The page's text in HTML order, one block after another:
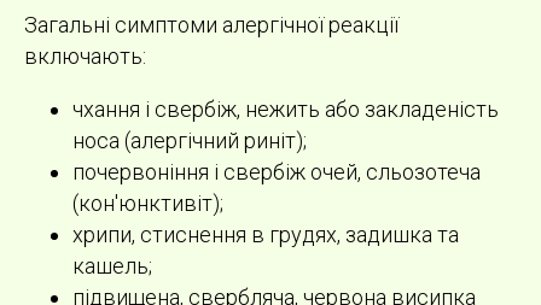
Загальні симптоми алергічної реакції
включають:
чхання і свербіж, нежить або закладеність
носа (алергічний риніт);
почервоніння і свербіж очей, сльозотеча
(кон'юнктивіт);
хрипи, стиснення в грудях, задишка та
кашель;
підвищена, свербляча, червона висипка